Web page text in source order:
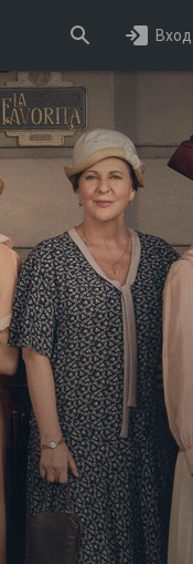
Вход